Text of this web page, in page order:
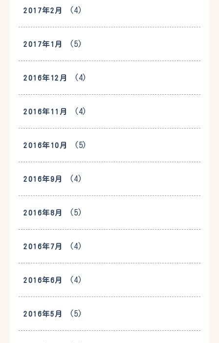
2017年2月 (4)
2017年1月 (5)
2016年12月 (4)
2016年11月 (4)
2016年10月 (5)
2016年9月 (4)
2016年8月 (5)
2016年7月 (4)
2016年6月 (4)
2016年5月 (5)